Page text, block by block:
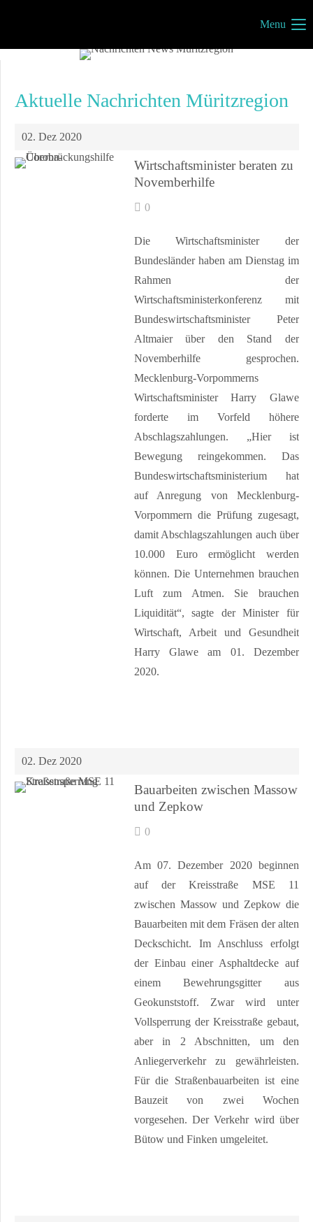
4420 Regstrup
Menu
Aktuelle Nachrichten Müritzregion
02. Dez 2020
Wirtschaftsminister beraten zu
Novemberhilfe
0
Die Wirtschaftsminister der
Bundesländer haben am Dienstag im
Rahmen der
Wirtschaftsministerkonferenz mit
Bundeswirtschaftsminister Peter
Altmaier über den Stand der
Novemberhilfe gesprochen.
Mecklenburg-Vorpommerns
Wirtschaftsminister Harry Glawe
forderte im Vorfeld höhere
Abschlagszahlungen. „Hier ist
Bewegung reingekommen. Das
Bundeswirtschaftsministerium hat
auf Anregung von Mecklenburg-
Vorpommern die Prüfung zugesagt,
damit Abschlagszahlungen auch über
10.000 Euro ermöglicht werden
können. Die Unternehmen brauchen
Luft zum Atmen. Sie brauchen
Liquidität“, sagte der Minister für
Wirtschaft, Arbeit und Gesundheit
Harry Glawe am 01. Dezember
2020.
02. Dez 2020
Bauarbeiten zwischen Massow
und Zepkow
0
Am 07. Dezember 2020 beginnen
auf der Kreisstraße MSE 11
zwischen Massow und Zepkow die
Bauarbeiten mit dem Fräsen der alten
Deckschicht. Im Anschluss erfolgt
der Einbau einer Asphaltdecke auf
einem Bewehrungsgitter aus
Geokunststoff. Zwar wird unter
Vollsperrung der Kreisstraße gebaut,
aber in 2 Abschnitten, um den
Anliegerverkehr zu gewährleisten.
Für die Straßenbauarbeiten ist eine
Bauzeit von zwei Wochen
vorgesehen. Der Verkehr wird über
Bütow und Finken umgeleitet.